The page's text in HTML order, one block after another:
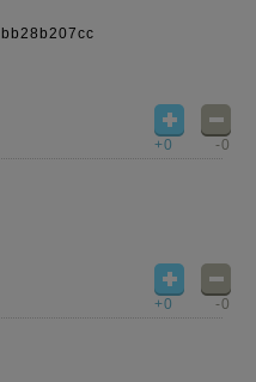
+0 -0
+0 -0